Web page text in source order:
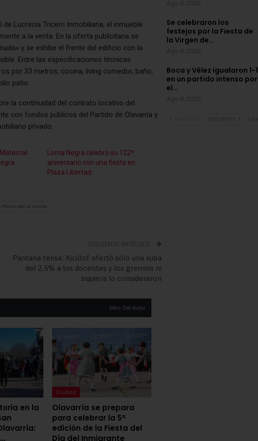
Lucrecia Tricerri Inmobiliaria, el inmueble
a la venta. En la oferta publicitaria se
y se exhibe el frente del edificio con la
Entre las especificaciones técnicas
por 33 metros, cocina, living comedor, baño,
patio.
la continuidad del contrato locativo del
con fondos públicos del Partido de Olavarría y
privado.
Loma Negra celebró su 122º
aniversario con una fiesta en
Plaza Libertad
Municipal La Lomita
SIGUIENTE ARTÍCULO
Paritaria tensa: Kicillof ofertó sólo una suba
del 2,5% a los docentes y los gremios ni
siquiera lo consideraron
Más Del Autor
en la
Ciudad
Olavarría se prepara
para celebrar la 5ª
edición de la Fiesta del
Día del Inmigrante
Se celebraron los
festejos por la Fiesta de
la Virgen de…
Boca y Vélez igualaron 1-1
en un partido intenso por
el…